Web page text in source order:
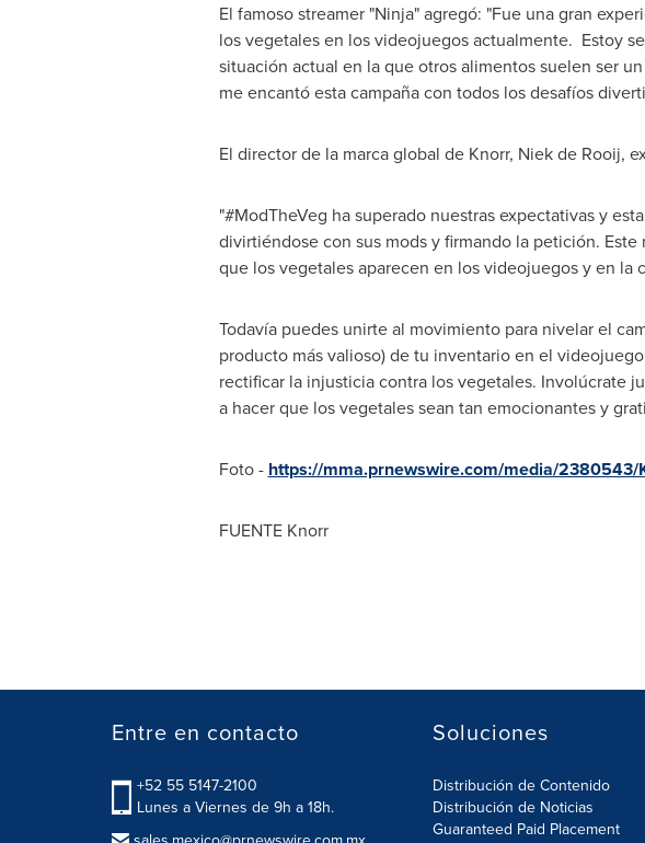
El famoso streamer "Ninja" agregó: "Fue una gran
los vegetales en los videojuegos actualmente. Estoy
situación actual en la que otros alimentos suelen ser
me encantó esta campaña con todos los desafíos
El director de la marca global de Knorr, Niek de Rooij,
"#ModTheVeg ha superado nuestras expectativas y
divirtiéndose con sus mods y firmando la petición.
que los vegetales aparecen en los videojuegos y en
Todavía puedes unirte al movimiento para nivelar el
producto más valioso) de tu inventario en el
rectificar la injusticia contra los vegetales. Involúcrate
a hacer que los vegetales sean tan emocionantes y
Foto - https://mma.prnewswire.com/media/2380543/
FUENTE Knorr
Entre en contacto
+52 55 5147-2100
Lunes a Viernes de 9h a 18h.
Soluciones
Distribución de Contenido
Distribución de Noticias
Guaranteed Paid Placement